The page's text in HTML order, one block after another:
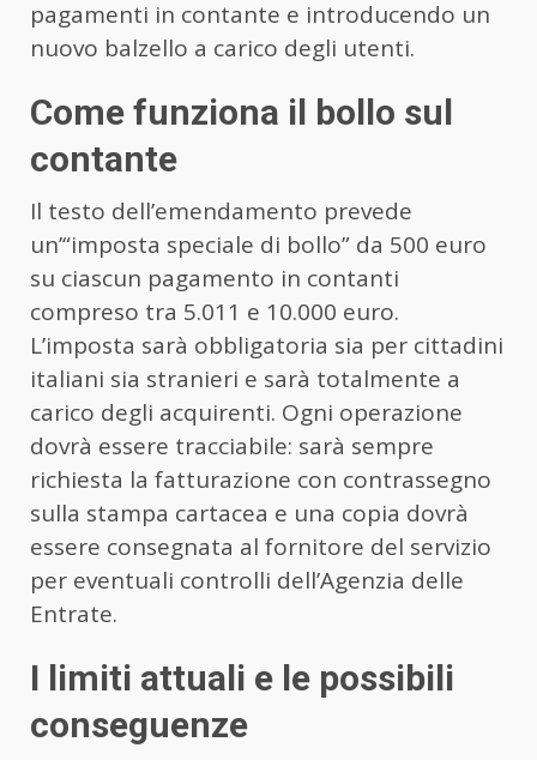
pagamenti in contante e introducendo un
nuovo balzello a carico degli utenti.
Come funziona il bollo sul
contante
Il testo dell’emendamento prevede
un’“imposta speciale di bollo” da 500 euro
su ciascun pagamento in contanti
compreso tra 5.011 e 10.000 euro.
L’imposta sarà obbligatoria sia per cittadini
italiani sia stranieri e sarà totalmente a
carico degli acquirenti. Ogni operazione
dovrà essere tracciabile: sarà sempre
richiesta la fatturazione con contrassegno
sulla stampa cartacea e una copia dovrà
essere consegnata al fornitore del servizio
per eventuali controlli dell’Agenzia delle
Entrate.
I limiti attuali e le possibili
conseguenze